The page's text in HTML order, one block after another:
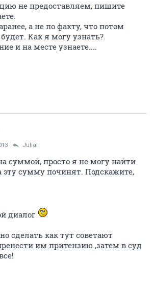
не предоставляем, пишите
а не по факту, что потом
Как я могу узнать?
и на месте узнаете....
Julial
суммой, просто я не могу найти
эту сумму починят. Подскажите,
диалог
сделать как тут советают
им притензию ,затем в суд